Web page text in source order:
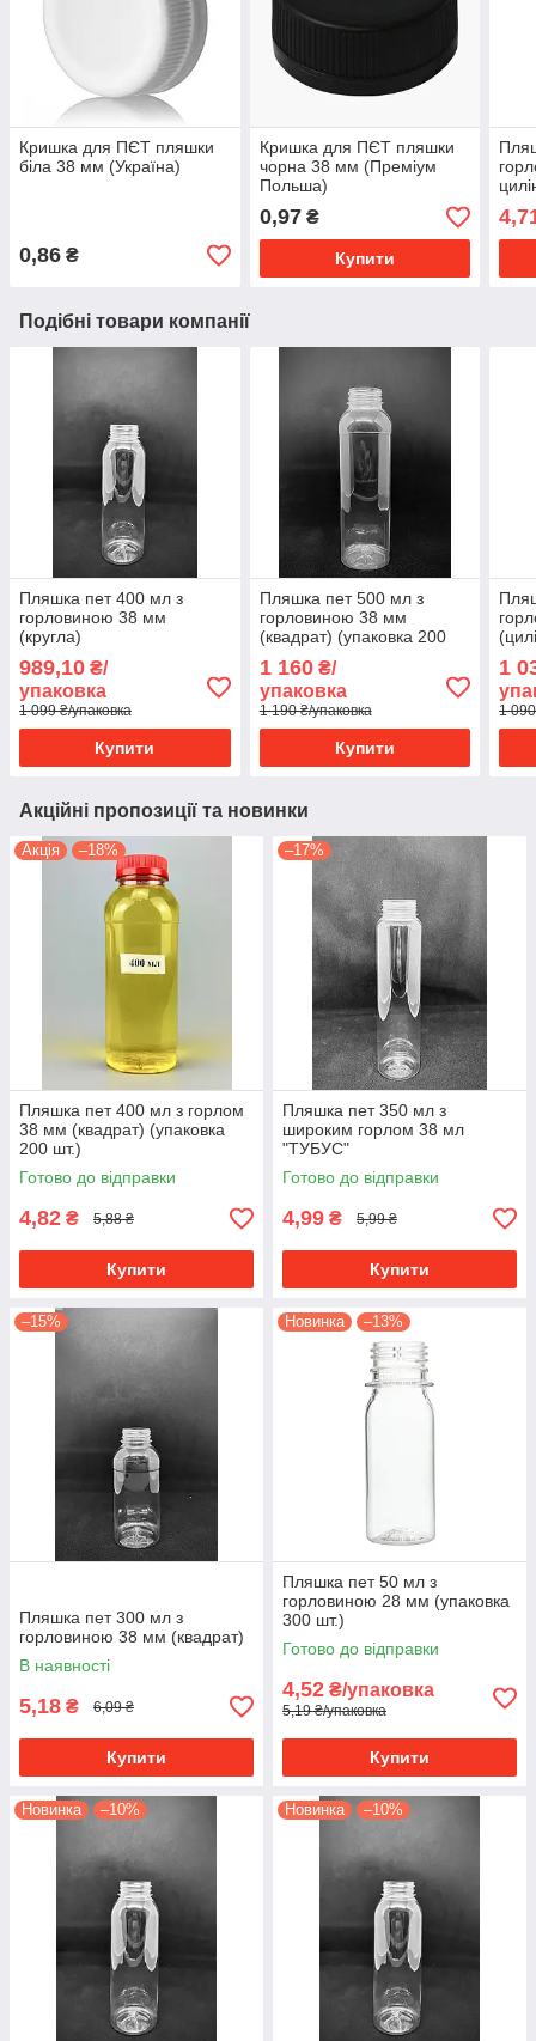
Кришка для ПЄТ пляшки
біла 38 мм (Україна)
0,86 ₴
Кришка для ПЄТ пляшки
чорна 38 мм (Преміум
Польша)
0,97₴
Купити
Подібні товари компанії
Пляшка пет 400 мл з
горловиною 38 мм
(кругла)
989,10 ₴/
упаковка
1 099 ₴/упаковка
Купити
Пляшка пет 500 мл з
горловиною 38 мм
(квадрат) (упаковка 200
1 160₴/
упаковка
1 190 ₴/упаковка
Купити
1
1
Акційні пропозиції та новинки
Акція –18%
Пляшка пет 400 мл з горлом
38 мм (квадрат) (упаковка
200 шт.)
Готово до відправки
4,82 ₴ 5,88 ₴
Купити
–17%
Пляшка пет 350 мл з
широким горлом 38 мл
"ТУБУС"
Готово до відправки
4,99 ₴ 5,99 ₴
Купити
–15%
Пляшка пет 300 мл з
горловиною 38 мм (квадрат)
В наявності
5,18 ₴ 6,09 ₴
Купити
Новинка –13%
Пляшка пет 50 мл з
горловиною 28 мм (упаковка
300 шт.)
Готово до відправки
4,52 ₴/упаковка
5,19 ₴/упаковка
Купити
Новинка –10% Новинка –10%